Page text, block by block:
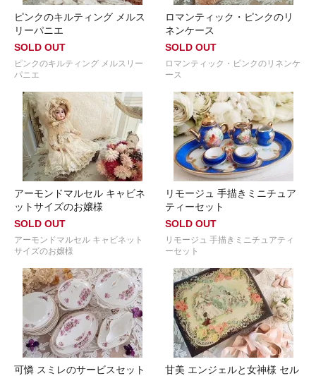
ピンクのキルティング メルス
リーパニエ
SOLD OUT
ピンクのキルティング メルスリー
パニエ
ロマンティック・ピンクのリ
ネンケース
SOLD OUT
ロマンティック・ピンクのリネンケ
ース
アーモンドマルセル キャビネ
ットサイズのお嬢様
SOLD OUT
アーモンドマルセル キャビネット
サイズのお嬢様
リモージュ 手描きミニチュア
ティーセット
SOLD OUT
リモージュ 手描きミニチュアティ
ーセット
可憐 スミレのサービスセット
甘美 エンジェルと女神様 セル